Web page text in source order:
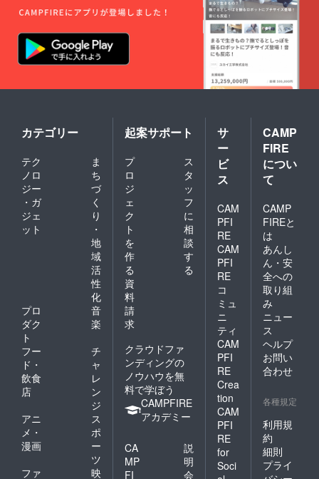
カテゴリー
テク
ノロ
ジー
・ガ
ジェ
ット
ま
ち
づ
く
り
・
地
域
活
性
化
プロ
ダク
ト
音
楽
フー
ド・
飲食
店
チ
ャ
レ
ン
ジ
アニ
メ・
漫画
ス
ポ
ー
ツ
ファ
映
起案サポート
プ
ロ
ジ
ェ
ク
ト
を
作
る
ス
タ
ッ
フ
に
相
談
す
る
資
料
請
求
クラウドファ
ンディングの
ノウハウを無
料で学ぼう
CAMPFIRE
アカデミー
CA
MP
FI
説
明
会
サ
ー
ビ
ス
CAM
PFI
RE
CAM
PFI
RE
コ
ミュ
ニ
ティ
CAM
PFI
RE
Crea
tion
CAM
PFI
RE
for
Soci
CAMP
FIRE
につい
て
CAMP
FIREと
は
あんし
ん・安
全への
取り組
み
ニュー
ス
ヘルプ
お問い
合わせ
各種規定
利用規
約
細則
プライ